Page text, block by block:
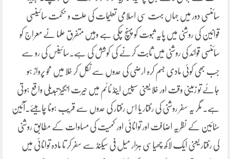
سائنسی دور میں جہاں بہت سی اسلامی تعلیمات کی علت و حکمت سائینسی
قوانین کی روشنی میں پایہ ثبوت کو پہنچ چکی ہے وہیں متفرق علما نے معراج کو
سائنسی قوائد کی روشنی میں ثابت کرنے کی کوشش کی ہے۔سائینس کی رو سے
جب بھی کوئی مادی جسم کرہ ارضی کی حدوں سے نکل کر خلا میں محو پرواز ہو
جائے تو زمینی وقت اور خلا یعنی سپیس اینڈ ٹائم میں حیرت انگیز تبدیلی واقع ہوتی
ہے۔ مگر یہ سفر روشنی کی رفتار یا اس رفتار کی حدوں سے قریب ہونا چاہیئے۔آئین
سٹائین کے نظریہ اضافت اور توانائی اور کمیت کی مساوات کے مطابق روشنی
کی رفتار یعنی ایک لاکھ چھیاسی ہزار میل فی سیکنڈ سے سفر کر تا مادہ توانائی میں